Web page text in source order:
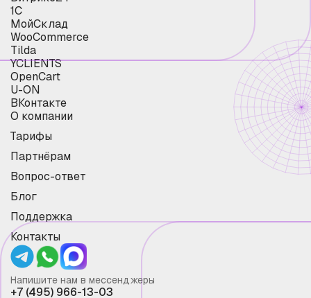
1С
МойСклад
WooCommerce
Tilda
YCLIENTS
OpenCart
U-ON
ВКонтакте
О компании
Тарифы
Партнёрам
Вопрос-ответ
Блог
Поддержка
Контакты
Напишите нам в мессенджеры
+7 (495) 966-13-03